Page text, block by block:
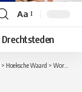
Lettergrootte
aanpassen
Aa
Drechtsteden
> Hoeksche Waard > Workshop Facebook I like! in Bibliotheek Numansdorp